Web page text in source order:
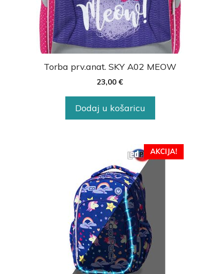
Torba prv.anat. SKY A02 MEOW
23,00 €
Dodaj u košaricu
AKCIJA!